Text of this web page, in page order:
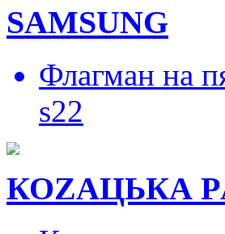
SAMSUNG
Флагман на
s22
КОZAЦЬКА